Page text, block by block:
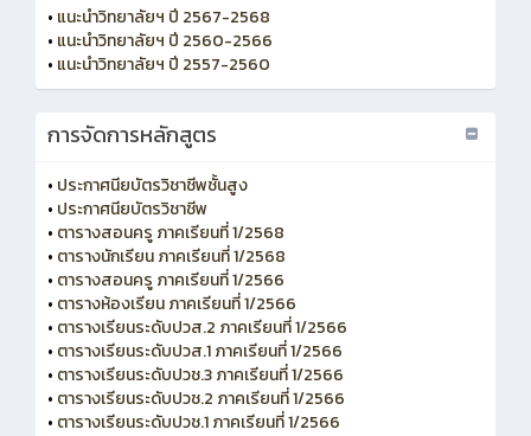
• แนะนำวิทยาลัยฯ ปี 2567-2568
• แนะนำวิทยาลัยฯ ปี 2560-2566
• แนะนำวิทยาลัยฯ ปี 2557-2560
การจัดการหลักสูตร
• ประกาศนียบัตรวิชาชีพชั้นสูง
• ประกาศนียบัตรวิชาชีพ
• ตารางสอนครู ภาคเรียนที่ 1/2568
• ตารางนักเรียน ภาคเรียนที่ 1/2568
• ตารางสอนครู ภาคเรียนที่ 1/2566
• ตารางห้องเรียน ภาคเรียนที่ 1/2566
• ตารางเรียนระดับปวส.2 ภาคเรียนที่ 1/2566
• ตารางเรียนระดับปวส.1 ภาคเรียนที่ 1/2566
• ตารางเรียนระดับปวช.3 ภาคเรียนที่ 1/2566
• ตารางเรียนระดับปวช.2 ภาคเรียนที่ 1/2566
• ตารางเรียนระดับปวช.1 ภาคเรียนที่ 1/2566